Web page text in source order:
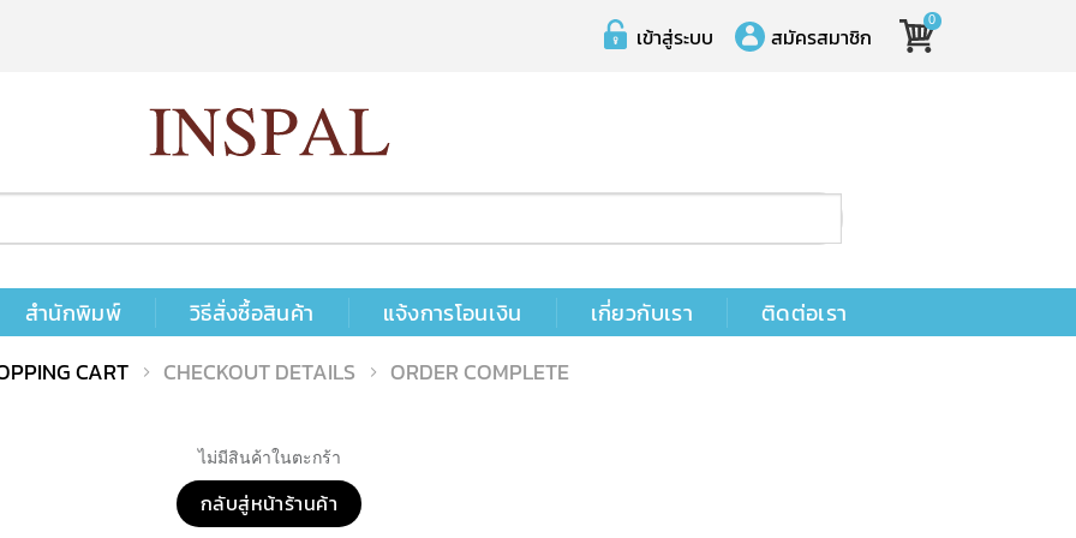
เข้าสู่ระบบ สมัครสมาชิก
0
สำนักพิมพ์ วิธีสั่งซื้อสินค้า แจ้งการโอนเงิน เกี่ยวกับเรา ติดต่อเรา
CART CHECKOUT DETAILS ORDER COMPLETE
ไม่มีสินค้าในตะกร้า
กลับสู่หน้าร้านค้า